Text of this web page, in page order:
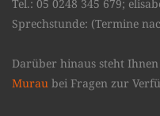
Tel.: 05 0248 345 679;
Sprechstunde: (Termine
Darüber hinaus steht
Murau bei Fragen zur